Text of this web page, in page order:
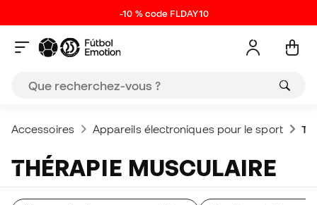
-10 % code FLDAY10
Accessoires Appareils électroniques pour le sport
THÉRAPIE MUSCULAIRE